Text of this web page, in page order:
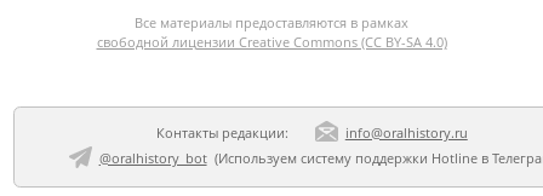
Все материалы предоставляются в рамках
свободной лицензии Creative Commons (CC BY-SA 4.0)
Контакты редакции:
info@oralhistory.ru
@oralhistory_bot(Используем систему поддержки Hotline в